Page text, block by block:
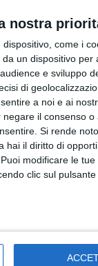
nostra
come i
un dispositivo per
e sviluppo
di
a noi e ai
il consenso o
Si rende
hai il diritto di
modificare le
clic sul
missione
(via Inter
i moldavi
Inzaghi. Va